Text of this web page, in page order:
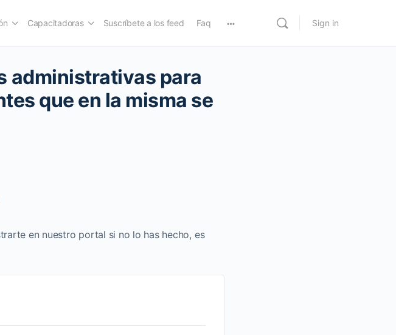
Capacitadoras Suscríbete a los feed Faq Sign in
administrativas para
que en la misma se
en nuestro portal si no lo has hecho, es